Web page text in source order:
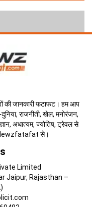
जानकारी फटाफट। हम आप
राजनीती, खेल, मनोरंजन,
अधात्यम, ज्योतिष, ट्रेवल से
से।
Limited
Jaipur, Rajasthan –